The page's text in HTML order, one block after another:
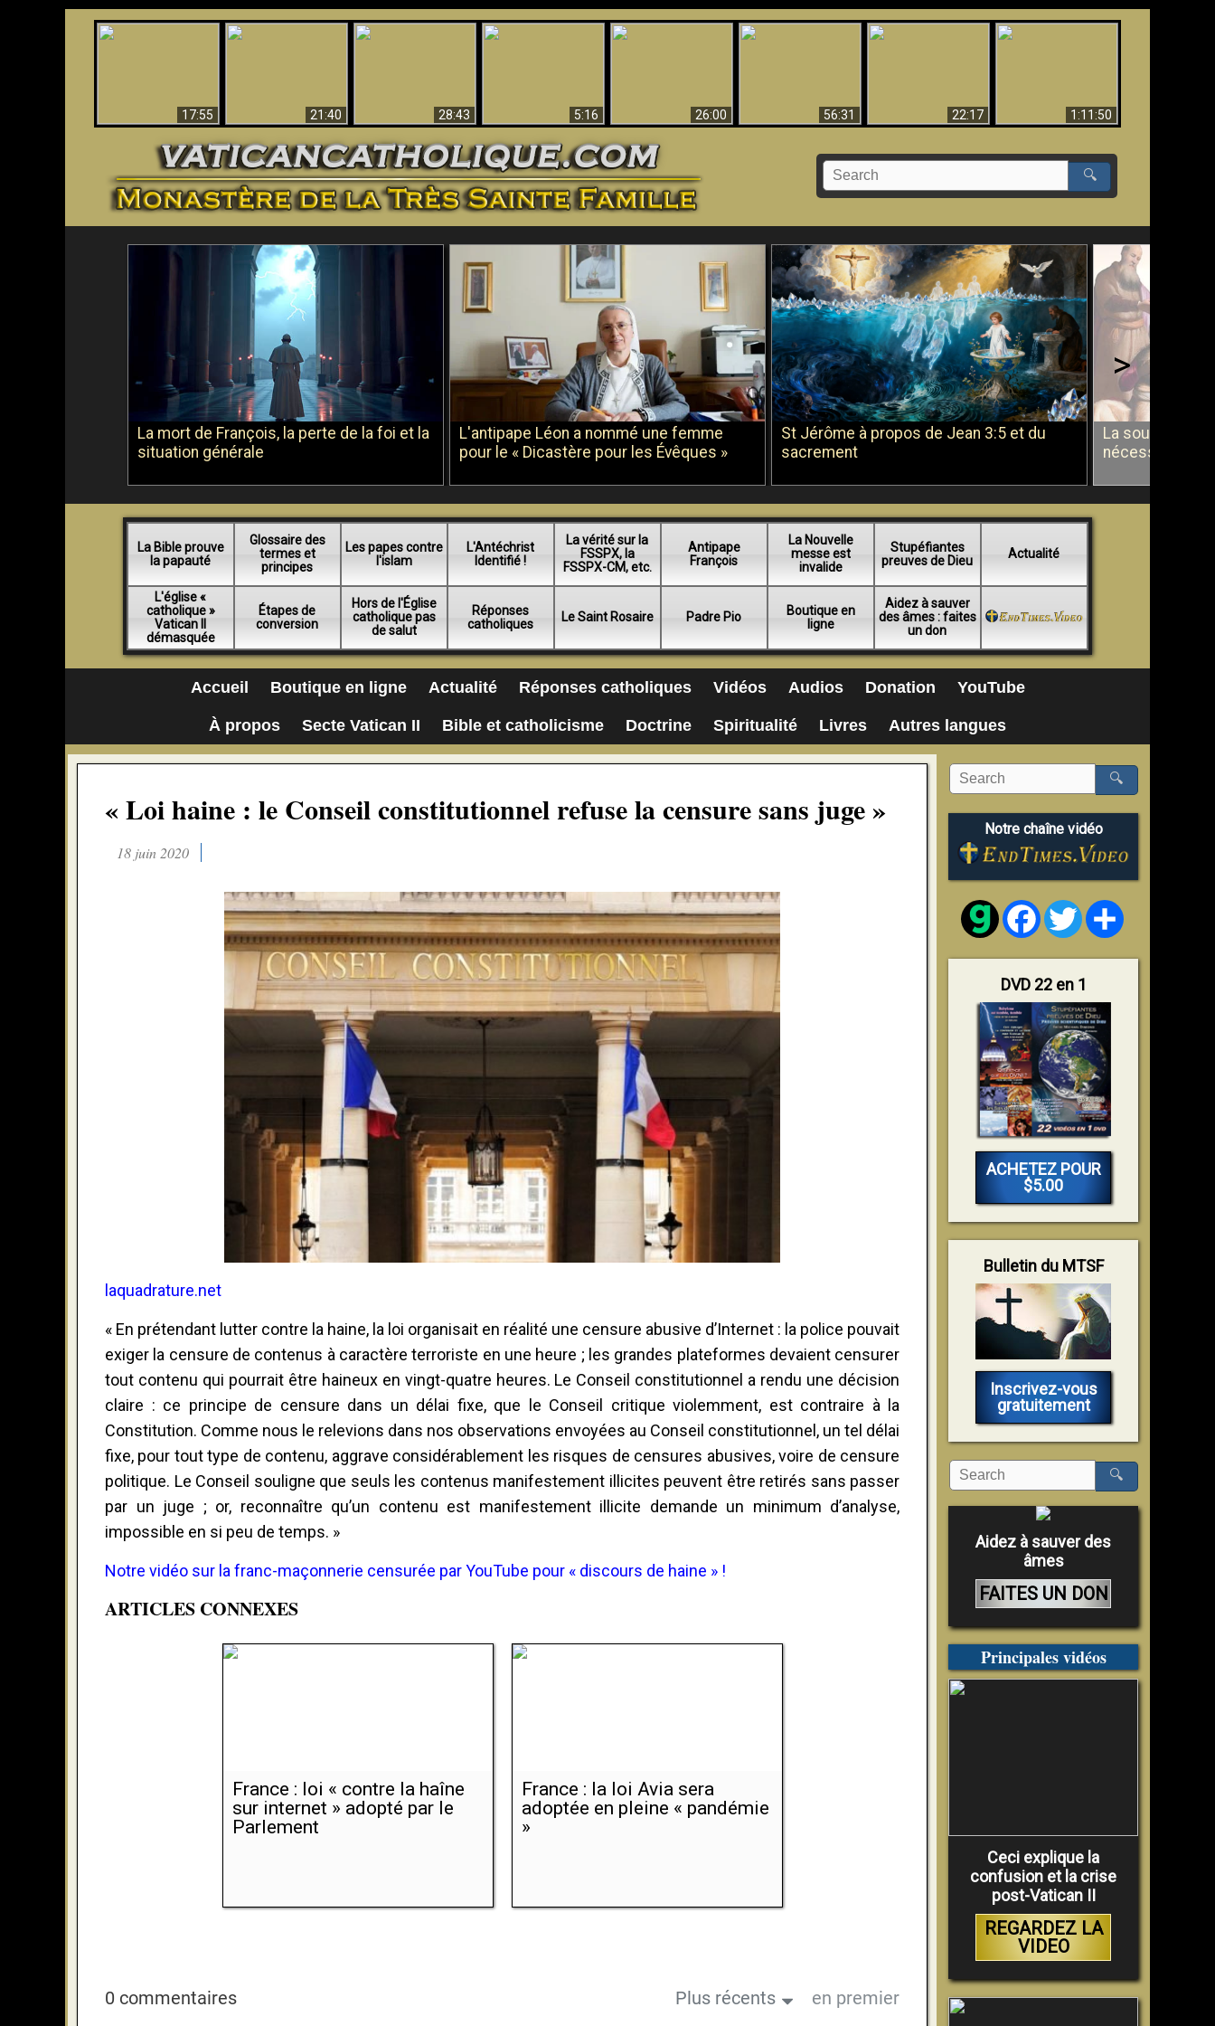
17:55
21:40
28:43
5:16
26:00 56:31 22:17
1:11:50
🔍
La mort de François, la perte de la foi et la
situation générale
L'antipape Léon a nommé une femme
pour le « Dicastère pour les Évêques »
St Jérôme à propos de Jean 3:5 et du
sacrement
La soumission
nécessité du
>
La Bible prouve
la papauté
Glossaire des
termes et
principes
Les papes contre
l'islam
L'Antéchrist
Identifié !
La vérité sur la
FSSPX, la
FSSPX-CM, etc.
Antipape
François
La Nouvelle
messe est
invalide
Stupéfiantes
preuves de Dieu
Actualité
L'église «
catholique »
Vatican II
démasquée
Étapes de
conversion
Hors de l'Église
catholique pas
de salut
Réponses
catholiques
Le Saint Rosaire Padre Pio
Boutique en
ligne
Aidez à sauver
des âmes : faites
un don
Accueil Boutique en ligne Actualité Réponses catholiques Vidéos Audios Donation YouTube
À propos Secte Vatican II Bible et catholicisme Doctrine Spiritualité Livres Autres langues
« Loi haine : le Conseil constitutionnel refuse la censure sans juge »
18 juin 2020
laquadrature.net
« En prétendant lutter contre la haine, la loi organisait en réalité une censure abusive d’Internet : la police pouvait
exiger la censure de contenus à caractère terroriste en une heure ; les grandes plateformes devaient censurer
tout contenu qui pourrait être haineux en vingt-quatre heures. Le Conseil constitutionnel a rendu une décision
claire : ce principe de censure dans un délai fixe, que le Conseil critique violemment, est contraire à la
Constitution. Comme nous le relevions dans nos observations envoyées au Conseil constitutionnel, un tel délai
fixe, pour tout type de contenu, aggrave considérablement les risques de censures abusives, voire de censure
politique. Le Conseil souligne que seuls les contenus manifestement illicites peuvent être retirés sans passer
par un juge ; or, reconnaître qu’un contenu est manifestement illicite demande un minimum d’analyse,
impossible en si peu de temps. »
Notre vidéo sur la franc-maçonnerie censurée par YouTube pour « discours de haine » !
ARTICLES CONNEXES
France : loi « contre la haîne
sur internet » adopté par le
Parlement
France : la loi Avia sera
adoptée en pleine « pandémie
»
0 commentaires Plus récents en premier
🔍
Notre chaîne vidéo
FacebookTwitter
DVD 22 en 1
ACHETEZ POUR
$5.00
Bulletin du MTSF
Inscrivez-vous
gratuitement
🔍
Aidez à sauver des
âmes
FAITES UN DON
Principales vidéos
Ceci explique la
confusion et la crise
post-Vatican II
REGARDEZ LA
VIDEO